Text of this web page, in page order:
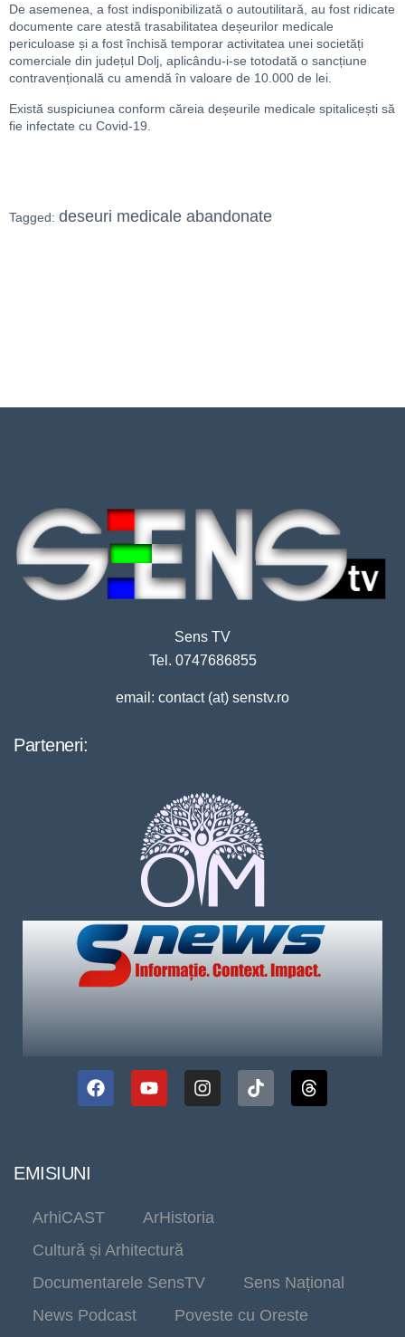
De asemenea, a fost indisponibilizată o autoutilitară, au fost ridicate
documente care atestă trasabilitatea deșeurilor medicale
periculoase și a fost închisă temporar activitatea unei societăți
comerciale din județul Dolj, aplicându-i-se totodată o sancțiune
contravențională cu amendă în valoare de 10.000 de lei.
Există suspiciunea conform căreia deșeurile medicale spitalicești să
fie infectate cu Covid-19.
Tagged: deseuri medicale abandonate
Sens TV
Tel. 0747686855
email: contact (at) senstv.ro
Parteneri:
EMISIUNI
ArhiCAST
ArHistoria
Cultură și Arhitectură
Documentarele SensTV
Sens Național
News Podcast
Poveste cu Oreste